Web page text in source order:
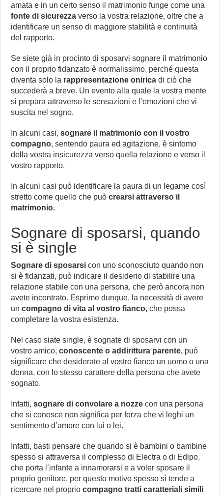
amata e in un certo senso il matrimonio funge come una
fonte di sicurezza verso la vostra relazione, oltre che a
identificare un senso di maggiore stabilità e continuità
del rapporto.
Se siete già in procinto di sposarvi sognare il matrimonio
con il proprio fidanzato è normalissimo, perché questa
diventa solo la rappresentazione onirica di ciò che
succederà a breve. Un evento alla quale la vostra mente
si prepara attraverso le sensazioni e l’emozioni che vi
suscita nel sogno.
In alcuni casi,sognare il matrimonio con il vostro
compagno, sentendo paura ed agitazione, è sintomo
della vostra insicurezza verso quella relazione e verso il
vostro rapporto.
In alcuni casi può identificare la paura di un legame così
stretto come quello che puòcrearsi attraverso il
matrimonio.
Sognare di sposarsi, quando
si è single
Sognare di sposarsi con uno sconosciuto quando non
si è fidanzati, può indicare il desiderio di stabilire una
relazione stabile con una persona, che però ancora non
avete incontrato. Esprime dunque, la necessità di avere
uncompagno di vita al vostro fianco, che possa
completare la vostra esistenza.
Nel caso siate single, è sognate di sposarvi con un
vostro amico,conoscente o addirittura parente, può
significare che desiderate al vostro fianco un uomo o una
donna, con lo stesso carattere della persona che avete
sognato.
Infatti,sognare di convolare a nozze con una persona
che si conosce non significa per forza che vi leghi un
sentimento d’amore con lui o lei.
Infatti, basti pensare che quando si è bambini o bambine
spesso si attraversa il complesso di Electra o di Edipo,
che porta l’infante a innamorarsi e a voler sposare il
proprio genitore, per questo motivo spesso si tende a
ricercare nel propriocompagno tratti caratteriali simili